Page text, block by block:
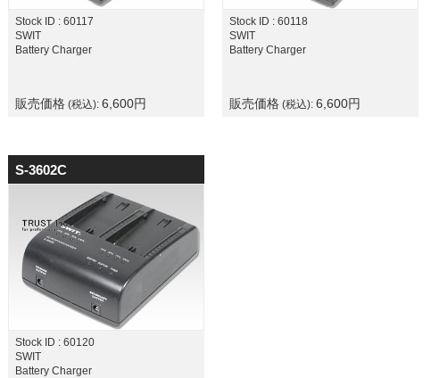
Stock ID : 60117
SWIT
Battery Charger
販売価格 (税込): 6,600円
Stock ID : 60118
SWIT
Battery Charger
販売価格 (税込): 6,600円
S-3602C
Stock ID : 60120
SWIT
Battery Charger